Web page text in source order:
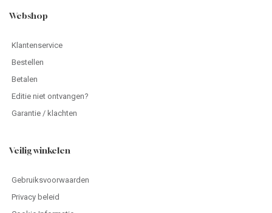
Webshop
Klantenservice
Bestellen
Betalen
Editie niet ontvangen?
Garantie / klachten
Veilig winkelen
Gebruiksvoorwaarden
Privacy beleid